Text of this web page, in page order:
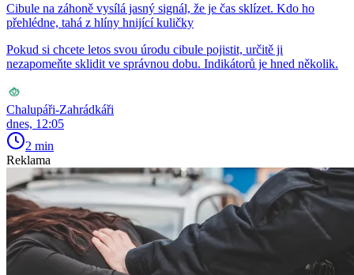
Cibule na záhoně vysílá jasný signál, že je čas sklízet. Kdo ho
přehlédne, tahá z hlíny hnijící kuličky
Pokud si chcete letos svou úrodu cibule pojistit, určitě ji
nezapomeňte sklidit ve správnou dobu. Indikátorů je hned několik.
Chalupáři-Zahrádkáři
dnes, 12:05
2 min
Reklama